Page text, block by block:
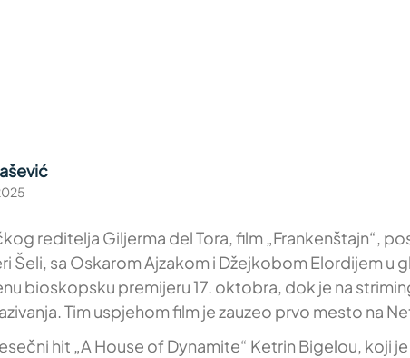
reditelja Giljerma del Tora, film „Frankenštajn“,
sa Oskarom Ajzakom i Džejkobom Elordijem u
bioskopsku premijeru 17. oktobra, dok je na
Tim uspjehom film je zauzeo prvo mesto na
hit „A House of Dynamite“ Ketrin Bigelou, koji